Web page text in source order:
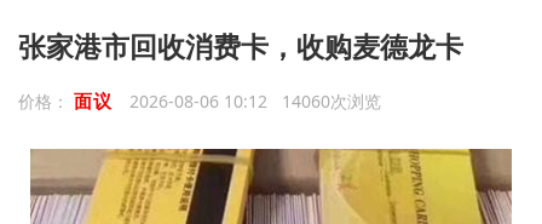
张家港市回收消费卡，收购麦德龙卡
价格： 面议 2026-08-06 10:12 14060次浏览